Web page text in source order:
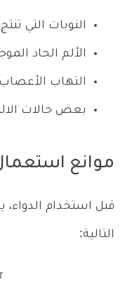
النوبات التي
الألم الحاد
التهاب الأعصاب
بعض حالات
موانع
قبل استخدام الدواء،
التالية: